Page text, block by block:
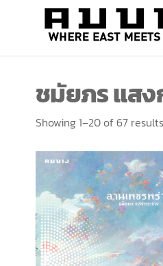
ชมัยภร แสง
Showing 1–20 of 67 results